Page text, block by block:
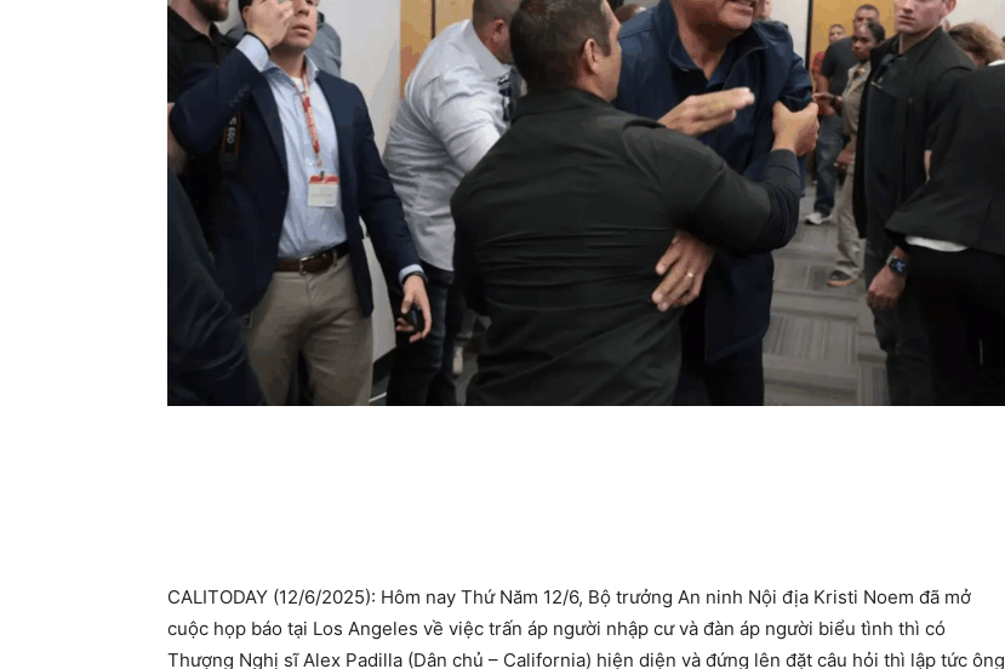
CALITODAY (12/6/2025): Hôm nay Thứ Năm 12/6, Bộ trưởng An ninh Nội địa Kristi Noem đã mở
cuộc họp báo tại Los Angeles về việc trấn áp người nhập cư và đàn áp người biểu tình thì có
Thượng Nghị sĩ Alex Padilla (Dân chủ – California) hiện diện và đứng lên đặt câu hỏi thì lập tức ông